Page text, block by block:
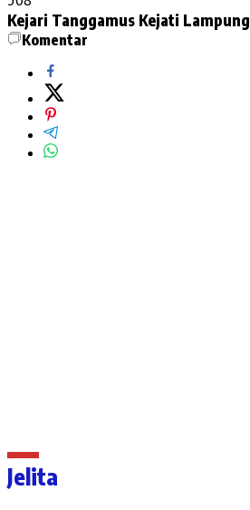
Kejari Tanggamus Kejati Lampung
Komentar
Jelita